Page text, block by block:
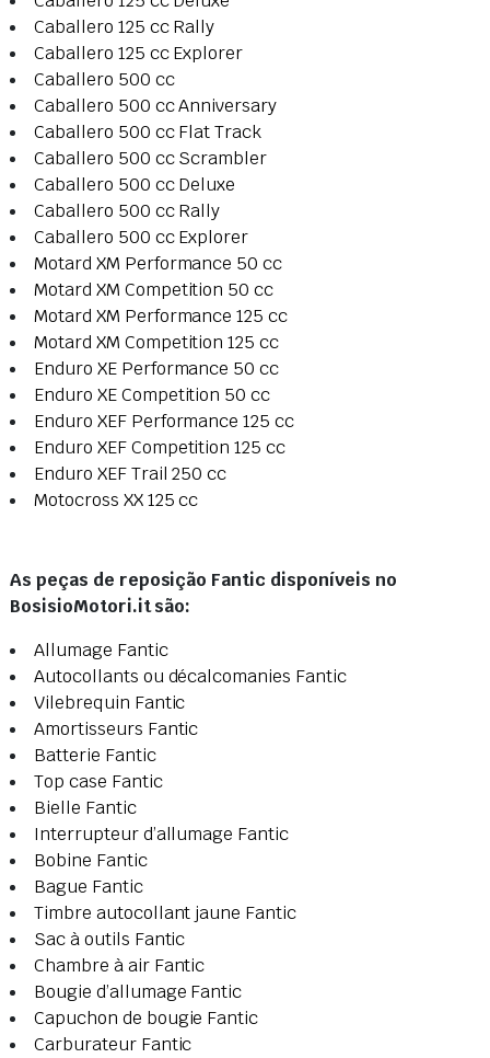
Caballero 125 cc Rally
Caballero 125 cc Explorer
Caballero 500 cc
Caballero 500 cc Anniversary
Caballero 500 cc Flat Track
Caballero 500 cc Scrambler
Caballero 500 cc Deluxe
Caballero 500 cc Rally
Caballero 500 cc Explorer
Motard XM Performance 50 cc
Motard XM Competition 50 cc
Motard XM Performance 125 cc
Motard XM Competition 125 cc
Enduro XE Performance 50 cc
Enduro XE Competition 50 cc
Enduro XEF Performance 125 cc
Enduro XEF Competition 125 cc
Enduro XEF Trail 250 cc
Motocross XX 125 cc
As peças de reposição Fantic disponíveis no
BosisioMotori.it são:
Allumage Fantic
Autocollants ou décalcomanies Fantic
Vilebrequin Fantic
Amortisseurs Fantic
Batterie Fantic
Top case Fantic
Bielle Fantic
Interrupteur d’allumage Fantic
Bobine Fantic
Bague Fantic
Timbre autocollant jaune Fantic
Sac à outils Fantic
Chambre à air Fantic
Bougie d’allumage Fantic
Capuchon de bougie Fantic
Carburateur Fantic